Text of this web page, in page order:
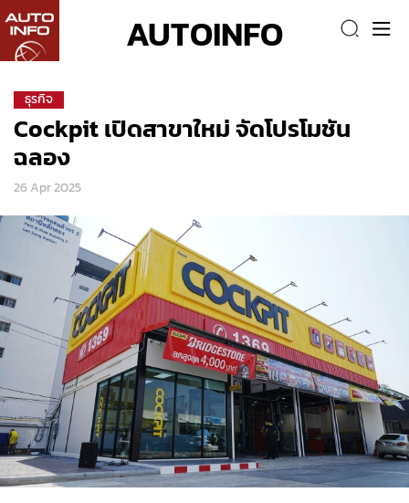
AUTOINFO
ธุรกิจ
Cockpit เปิดสาขาใหม่ จัดโปรโมชัน
ฉลอง
26 Apr 2025